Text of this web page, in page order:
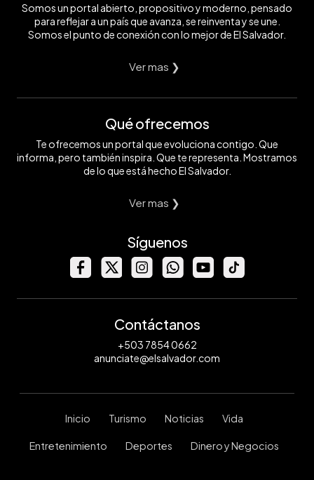
Somos un portal abierto, propositivo y moderno, pensado
para reflejar a un país que avanza, se reinventa y se une.
Somos el punto de conexión con lo mejor de El Salvador.
Ver mas ❯
Qué ofrecemos
Te ofrecemos un portal que evoluciona contigo. Que
informa, pero también inspira. Que te representa. Mostramos
de lo que está hecho El Salvador.
Ver mas ❯
Síguenos
Contáctanos
+503 7854 0662
anunciate@elsalvador.com
Inicio Turismo Noticias Vida
Entretenimiento Deportes Dinero y Negocios